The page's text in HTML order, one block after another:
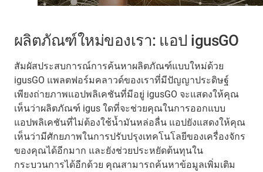
ผลิตภัณฑ์ใหม่ของเรา: แอป igusGO
สัมผัสประสบการณ์การค้นหาผลิตภัณฑ์แบบใหม่ด้วย
igusGO แพลตฟอร์มคลาวด์ของเราที่มีปัญญาประดิษฐ์
เพียงถ่ายภาพแอปพลิเคชันที่มีอยู่ igusGO จะแสดงให้คุณ
เห็นว่าผลิตภัณฑ์ igus ใดที่จะช่วยคุณในการออกแบบ
แอปพลิเคชันที่ไม่ต้องใช้น้ำมันหล่อลื่น แอปยังแสดงให้คุณ
เห็นว่ามีศักยภาพในการปรับปรุงเทคโนโลยีของเครื่องจักร
ของคุณได้อีกมาก และยังช่วยประหยัดต้นทุนใน
กระบวนการได้อีกด้วย คุณสามารถค้นหาข้อมูลเพิ่มเติม